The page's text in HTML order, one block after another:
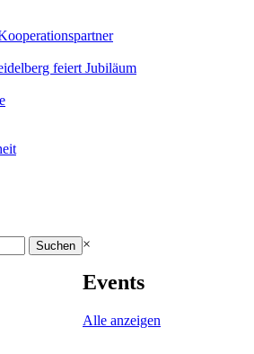
feiert Jubiläum
×
Events
Alle anzeigen